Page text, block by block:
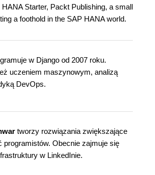
HANA Starter, Packt Publishing, a small
a foothold in the SAP HANA world.
w Django od 2007 roku.
uczeniem maszynowym, analizą
DevOps.
tworzy rozwiązania zwiększające
programistów. Obecnie zajmuje się
w LinkedInie.